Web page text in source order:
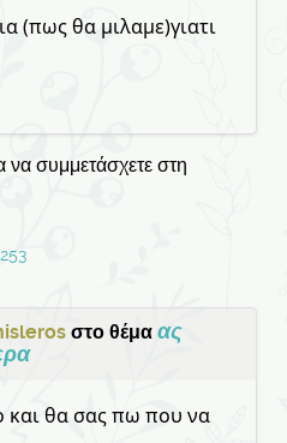
(πως θα μιλαμε)γιατι
να συμμετάσχετε στη
στο θέμα ας
και θα σας πω που να